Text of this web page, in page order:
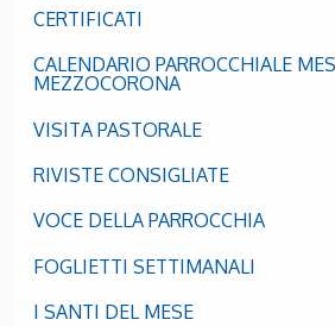
CERTIFICATI
CALENDARIO PARROCCHIALE
MEZZOCORONA
VISITA PASTORALE
RIVISTE CONSIGLIATE
VOCE DELLA PARROCCHIA
FOGLIETTI SETTIMANALI
I SANTI DEL MESE